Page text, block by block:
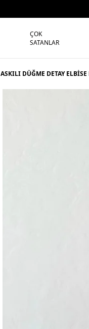
ÇOK
SATANLAR
ASKILI DÜĞME DETAY ELBİSE